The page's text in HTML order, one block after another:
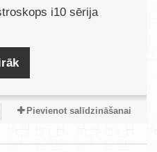
i10 sērija
Pievienot salīdzināšanai